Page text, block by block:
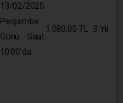
13/02/2025
Perşembe
Günü Saat
10:00’da
1.080,00 TL 3 Yıl